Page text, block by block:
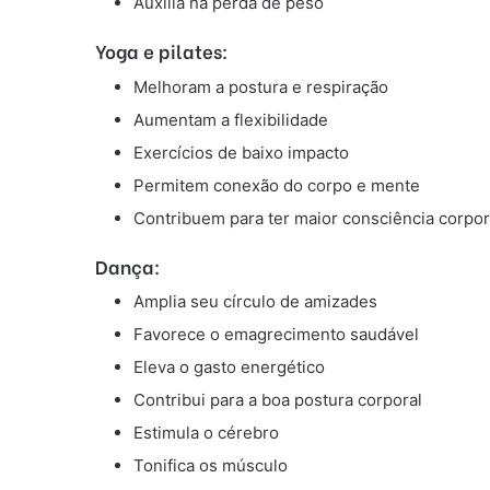
Yoga e pilates:
Melhoram a postura e respiração
Aumentam a flexibilidade
Exercícios de baixo impacto
Permitem conexão do corpo e mente
Contribuem para ter maior consciência
Dança:
Amplia seu círculo de amizades
Favorece o emagrecimento saudável
Eleva o gasto energético
Contribui para a boa postura corporal
Estimula o cérebro
Tonifica os músculo